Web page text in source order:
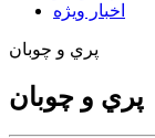
اخبار ویژه
پري و چوبان
پري و چوبان